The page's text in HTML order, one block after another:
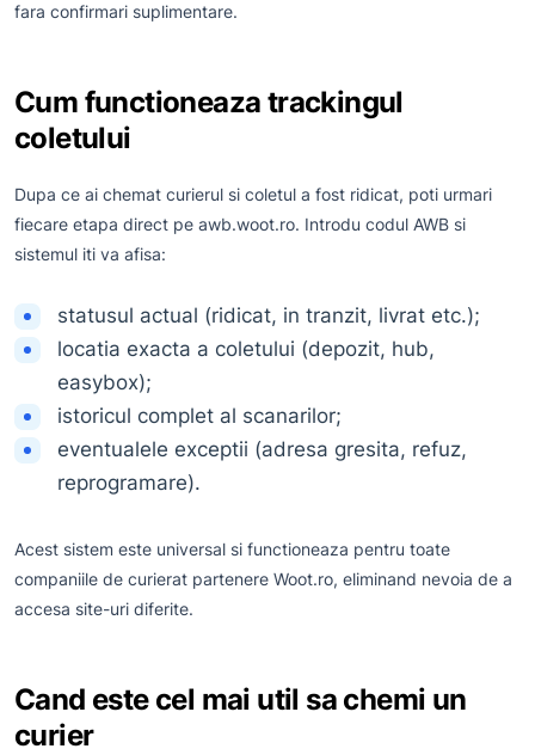
fara confirmari suplimentare.
Cum functioneaza trackingul
coletului
Dupa ce ai chemat curierul si coletul a fost ridicat, poti urmari
fiecare etapa direct pe awb.woot.ro. Introdu codul AWB si
sistemul iti va afisa:
statusul actual (ridicat, in tranzit, livrat etc.);
locatia exacta a coletului (depozit, hub,
easybox);
istoricul complet al scanarilor;
eventualele exceptii (adresa gresita, refuz,
reprogramare).
Acest sistem este universal si functioneaza pentru toate
companiile de curierat partenere Woot.ro, eliminand nevoia de a
accesa site-uri diferite.
Cand este cel mai util sa chemi un
curier